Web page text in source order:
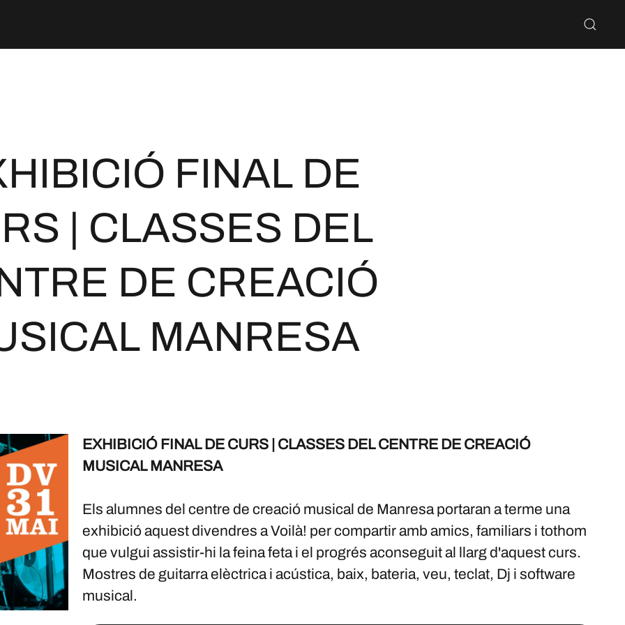
FINAL DE
| CLASSES DEL
DE CREACIÓ
MANRESA
EXHIBICIÓ FINAL DE CURS | CLASSES DEL CENTRE DE CREACIÓ
MUSICAL MANRESA
Els alumnes del centre de creació musical de Manresa portaran a terme una
exhibició aquest divendres a Voilà! per compartir amb amics, familiars i tothom
que vulgui assistir-hi la feina feta i el progrés aconseguit al llarg d'aquest curs.
Mostres de guitarra elèctrica i acústica, baix, bateria, veu, teclat, Dj i software
musical.